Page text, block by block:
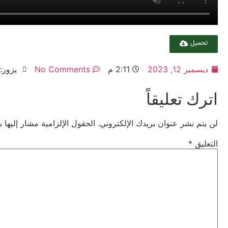
تحميل
ديسمبر 12, 2023 2:11 م No Comments يزور: 402
اترك تعليقاً
لن يتم نشر عنوان بريدك الإلكتروني. الحقول الإلزامية مشار إليها
التعليق *